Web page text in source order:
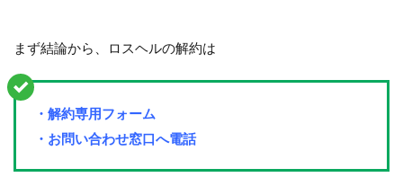
まず結論から、ロスヘルの解約は
・解約専用フォーム
・お問い合わせ窓口へ電話